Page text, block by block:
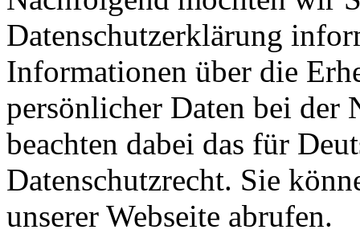
Datenschutzerklärung
Informationen über die
persönlicher Daten bei der
beachten dabei das für
Datenschutzrecht. Sie
unserer Webseite abrufen.